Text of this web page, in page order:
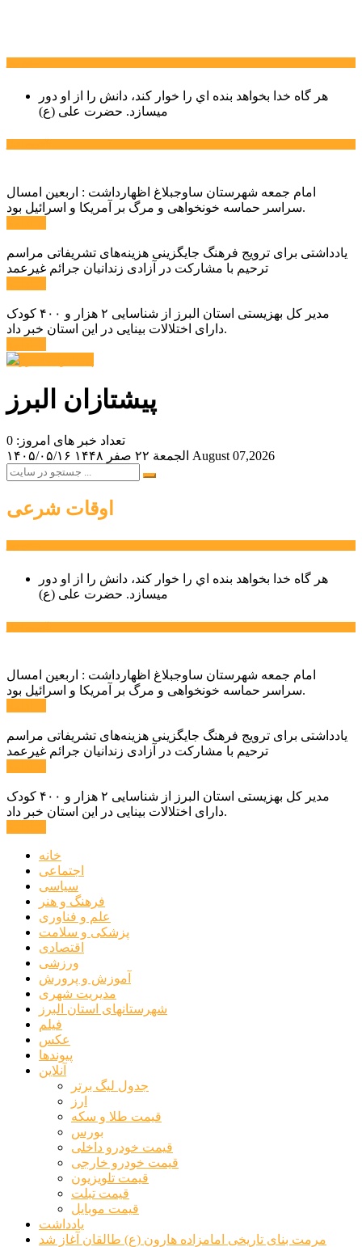
هر گاه خدا بخواهد بنده اي را خوار كند، دانش را از او دور
میسازد. حضرت علی (ع)
امام جمعه شهرستان ساوجبلاغ اظهارداشت : اربعین امسال
سراسر حماسه خونخواهی و مرگ بر آمریکا و اسرائیل بود.
یادداشتی برای ترویج فرهنگ جایگزینی هزینه‌های تشریفاتی مراسم
ترحیم با مشارکت در آزادی زندانیان جرائم غیرعمد
مدیر کل بهزیستی استان البرز از شناسایی ۲ هزار و ۴۰۰ کودک
دارای اختلالات بینایی در این استان خبر داد.
پیشتازان البرز
تعداد خبر های امروز: 0
۱۴۰۵/۰۵/۱۶
الجمعة ۲۲ صفر ۱۴۴۸ August 07,2026
اوقات شرعی
هر گاه خدا بخواهد بنده اي را خوار كند، دانش را از او دور
میسازد. حضرت علی (ع)
امام جمعه شهرستان ساوجبلاغ اظهارداشت : اربعین امسال
سراسر حماسه خونخواهی و مرگ بر آمریکا و اسرائیل بود.
یادداشتی برای ترویج فرهنگ جایگزینی هزینه‌های تشریفاتی مراسم
ترحیم با مشارکت در آزادی زندانیان جرائم غیرعمد
مدیر کل بهزیستی استان البرز از شناسایی ۲ هزار و ۴۰۰ کودک
دارای اختلالات بینایی در این استان خبر داد.
خانه
اجتماعی
سیاسی
فرهنگ و هنر
علم و فناوری
پزشکی و سلامت
اقتصادی
ورزشی
آموزش و پرورش
مدیریت شهری
شهرستانهای استان البرز
فیلم
عکس
پیوندها
آنلاین
جدول لیگ برتر
ارز
قیمت طلا و سکه
بورس
قیمت خودرو داخلی
قیمت خودرو خارجی
قیمت تلویزیون
قیمت تبلت
قیمت موبایل
یادداشت
مرمت بنای تاریخی امامزاده هارون (ع) طالقان آغاز شد